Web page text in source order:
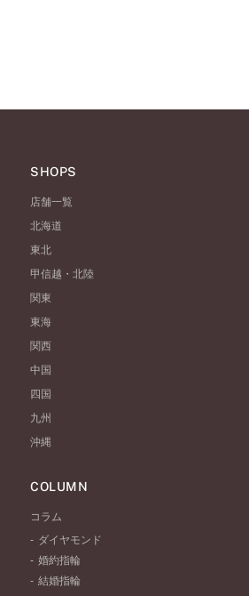
SHOPS
店舗一覧
北海道
東北
甲信越・北陸
関東
東海
関西
中国
四国
九州
沖縄
COLUMN
コラム
ダイヤモンド
婚約指輪
結婚指輪